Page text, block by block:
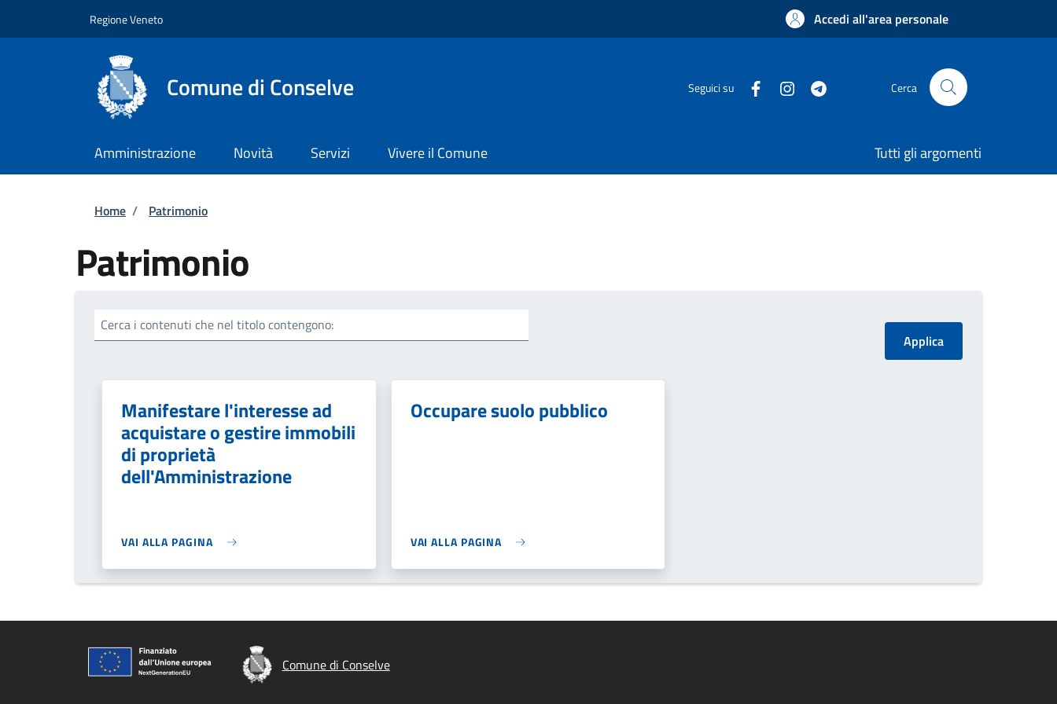
Regione Veneto Accedi all'area personale
Comune di Conselve Seguici su Cerca
Amministrazione Novità Servizi Vivere il Comune Tutti gli argomenti
Briciole di pane
Home / Patrimonio
Patrimonio
Cerca i contenuti che nel titolo contengono:
Manifestare l'interesse ad
acquistare o gestire immobili
di proprietà
dell'Amministrazione
VAI ALLA PAGINA
Occupare suolo pubblico
VAI ALLA PAGINA
Comune di Conselve